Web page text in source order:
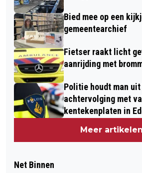
Bied mee op een
gemeentearchief
Fietser raakt licht
aanrijding met
Politie houdt man uit
achtervolging met
kentekenplaten in
Meer artikelen
Net Binnen